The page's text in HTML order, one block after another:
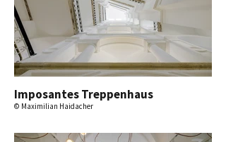
Imposantes Treppenhaus
© Maximilian Haidacher